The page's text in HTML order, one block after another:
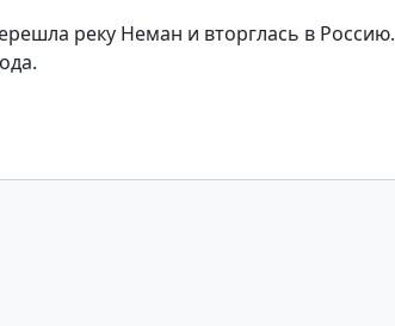
реку Неман и вторглась в Россию.